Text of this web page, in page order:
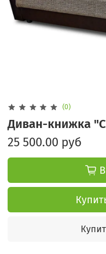
(0)
Диван-книжка
25 500.00 руб